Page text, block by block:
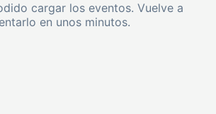
cargar los eventos. Vuelve a
en unos minutos.